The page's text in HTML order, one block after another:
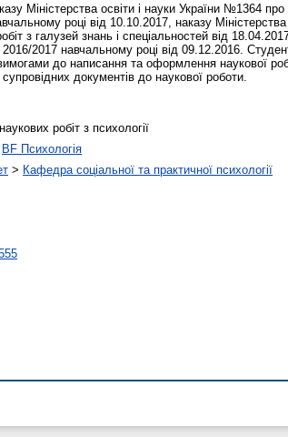
Міністерства освіти і науки України №1364
році від 10.10.2017, наказу
з галузей знань і спеціальностей від
2016/2017 навчальному році від 09.12.2016.
до написання та оформлення наукової
документів до наукової роботи.
робіт з психології
BF Психологія
> Кафедра соціальної та практичної психології